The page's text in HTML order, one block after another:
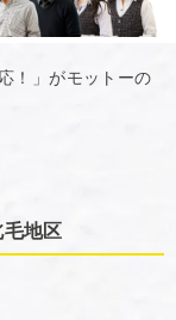
！」がモットーの
地区